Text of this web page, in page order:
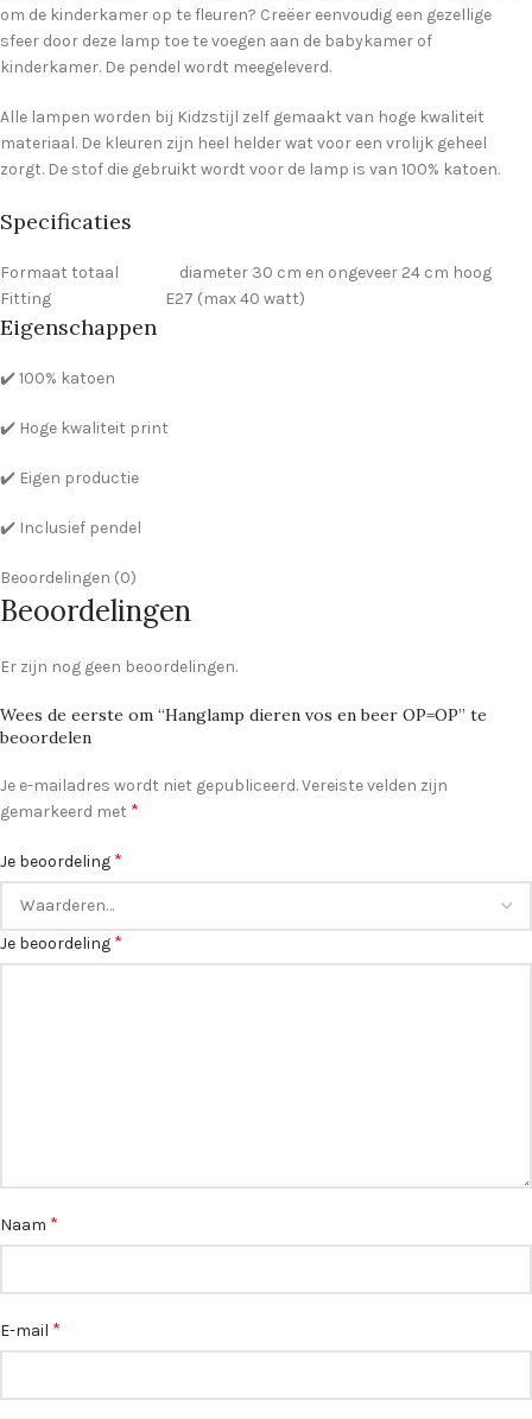
om de kinderkamer op te fleuren? Creëer eenvoudig een gezellige
sfeer door deze lamp toe te voegen aan de babykamer of
kinderkamer. De pendel wordt meegeleverd.
Alle lampen worden bij Kidzstijl zelf gemaakt van hoge kwaliteit
materiaal. De kleuren zijn heel helder wat voor een vrolijk geheel
zorgt. De stof die gebruikt wordt voor de lamp is van 100% katoen.
Specificaties
Formaat totaal diameter 30 cm en ongeveer 24 cm hoog
Fitting E27 (max 40 watt)
Eigenschappen
✔️ 100% katoen
✔️ Hoge kwaliteit print
✔️ Eigen productie
✔️ Inclusief pendel
Beoordelingen (0)
Beoordelingen
Er zijn nog geen beoordelingen.
Wees de eerste om “Hanglamp dieren vos en beer OP=OP” te
beoordelen
Je e-mailadres wordt niet gepubliceerd.Vereiste velden zijn
gemarkeerd met *
Je beoordeling *
Je beoordeling *
Naam *
E-mail *